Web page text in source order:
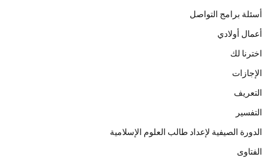
أسئلة برامج التواصل
أعمال أولادي
اخترنا لك
الإجازات
التعريف
التفسير
الدورة الصيفية لإعداد طالب العلوم الإسلامية
الفتاوى